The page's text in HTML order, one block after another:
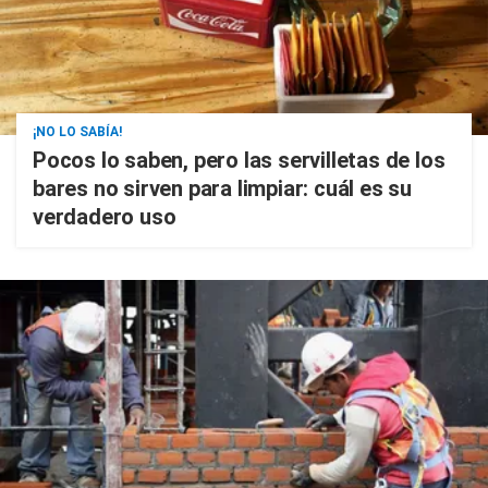
¡NO LO SABÍA!
Pocos lo saben, pero las servilletas de los
bares no sirven para limpiar: cuál es su
verdadero uso